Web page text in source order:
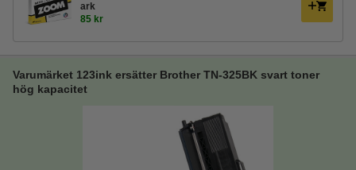
ark
85 kr
Varumärket 123ink ersätter Brother TN-325BK svart toner
hög kapacitet